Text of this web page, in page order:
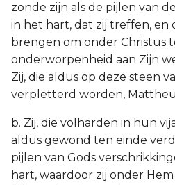
zonde zijn als de pijlen van
in het hart, dat zij treffen, en
brengen om onder Christus
onderworpenheid aan Zijn
Zij, die aldus op deze steen
verpletterd worden,
b. Zij, die volharden in hun
aldus gewond ten einde
pijlen van Gods
hart, waardoor zij onder